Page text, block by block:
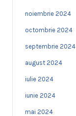
noiembrie 2024
octombrie 2024
septembrie 2024
august 2024
iulie 2024
iunie 2024
mai 2024